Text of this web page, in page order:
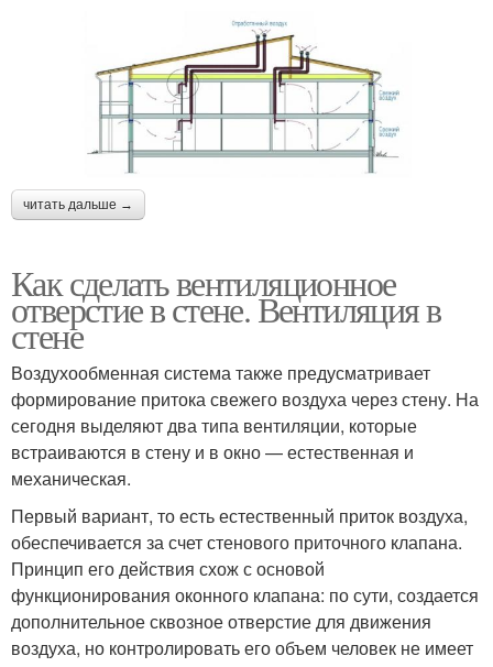
читать дальше →
Как сделать вентиляционное
отверстие в стене. Вентиляция в
стене
Воздухообменная система также предусматривает
формирование притока свежего воздуха через стену. На
сегодня выделяют два типа вентиляции, которые
встраиваются в стену и в окно — естественная и
механическая.
Первый вариант, то есть естественный приток воздуха,
обеспечивается за счет стенового приточного клапана.
Принцип его действия схож с основой
функционирования оконного клапана: по сути, создается
дополнительное сквозное отверстие для движения
воздуха, но контролировать его объем человек не имеет